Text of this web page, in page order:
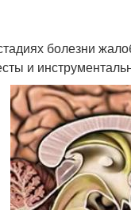
болезни
и